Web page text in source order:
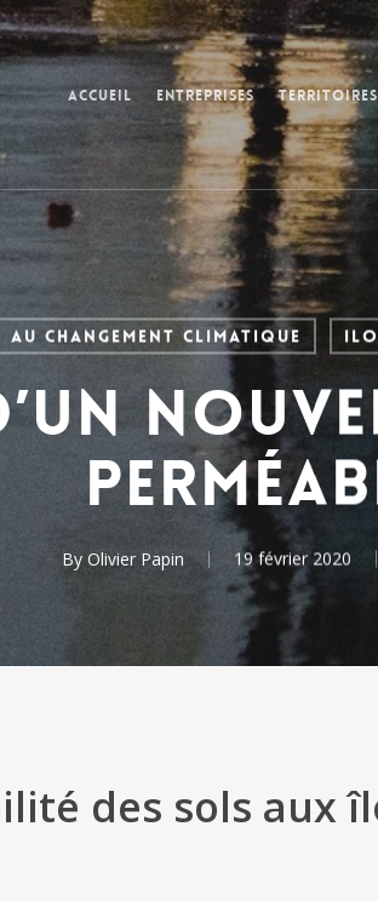
Accueil Entreprises Territoires
changement climatique
By Olivier Papin 19 février 2020
des sols aux